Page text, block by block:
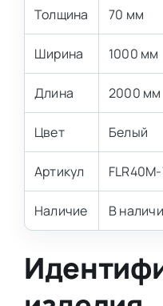
Толщина 70 мм
Ширина 1000 мм
Длина 2000 мм
Цвет Белый
Артикул
Наличие В